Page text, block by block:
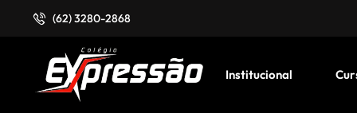
(62) 3280-2868
Institucional